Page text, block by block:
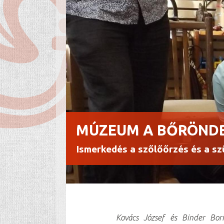
MÚZEUM A
Ismerkedés a szőlőőrzés és a
Kovács József és Binder